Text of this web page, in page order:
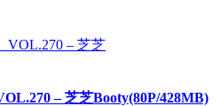
– 芝芝Booty(80P/428MB)